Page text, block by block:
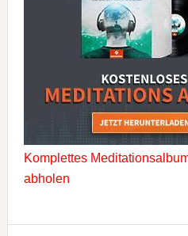
Komplettes
abholen